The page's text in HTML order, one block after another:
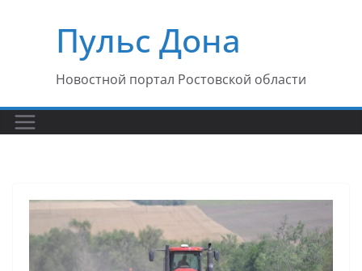
содержимомуПульс Дона
Новостной портал Ростовской области